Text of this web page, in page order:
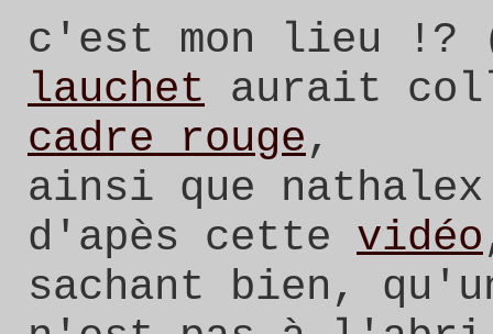
c'est mon lieu !?
lauchet aurait
cadre rouge,
ainsi que
d'apès cette vidéo
sachant bien,